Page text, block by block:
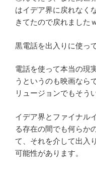
はイデア界に戻れなく
きてたので戻れました
黒電話を出入りに使っ
電話を使って本当の現
うというのも映画なら
リュージョンでもそう
イデア界とファイナル
る存在の間でも何らか
て、それを介して出入
可能性があります。